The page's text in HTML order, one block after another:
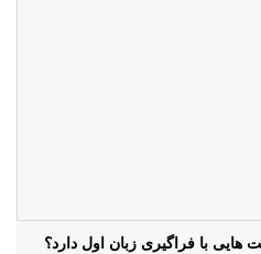
با فراگیری زبان اول دارد؟